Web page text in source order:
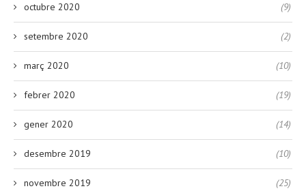
octubre 2020 (9)
setembre 2020 (2)
març 2020 (10)
febrer 2020 (19)
gener 2020 (14)
desembre 2019 (10)
novembre 2019 (25)